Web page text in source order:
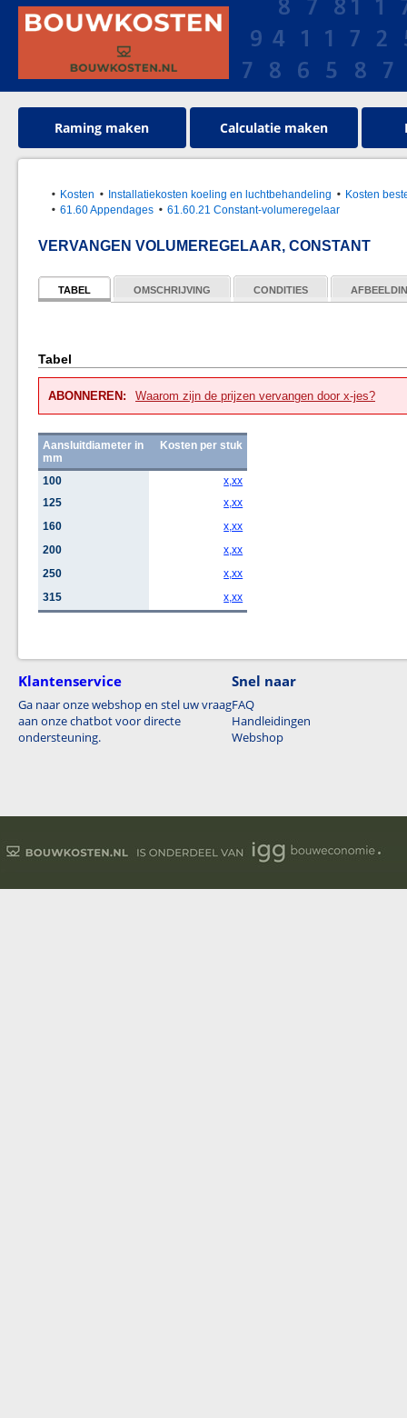
Raming maken Calculatie maken
Kosten Installatiekosten koeling en luchtbehandeling
Kosten
61.60 Appendages
61.60.21 Constant-volumeregelaar
VERVANGEN VOLUMEREGELAAR, CONSTANT
TABEL OMSCHRIJVING CONDITIES
Tabel
ABONNEREN: Waarom zijn de prijzen vervangen door x-jes?
Aansluitdiameter in
mm
Kosten per stuk
100
x,xx
125
x,xx
160
x,xx
200
x,xx
250
x,xx
315
x,xx
Klantenservice
Ga naar onze webshop en stel uw vraag
aan onze chatbot voor directe
ondersteuning.
Snel naar
FAQ
Handleidingen
Webshop